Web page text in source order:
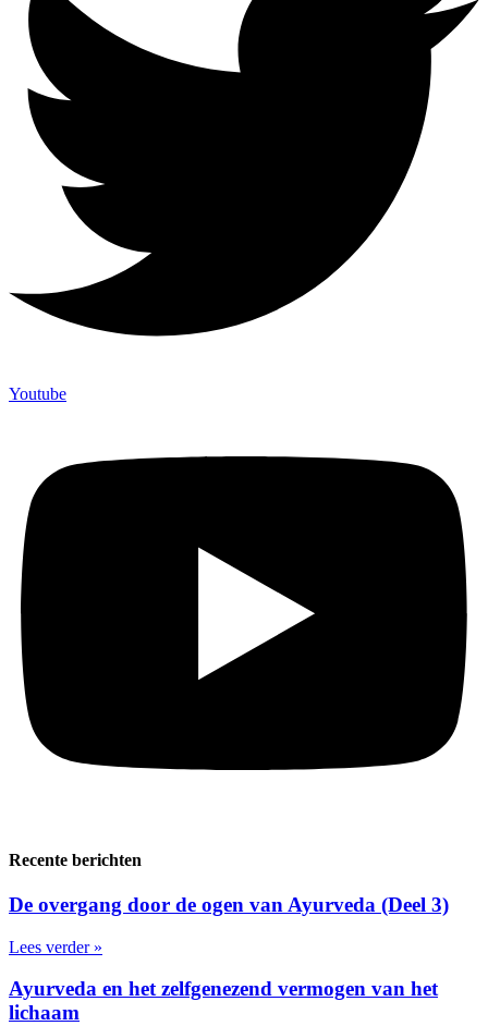
Youtube
Recente berichten
De overgang door de ogen van Ayurveda (Deel 3)
Lees verder »
Ayurveda en het zelfgenezend vermogen van het
lichaam